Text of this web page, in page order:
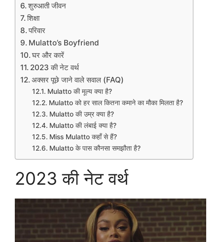
शुरुआती जीवन
शिक्षा
परिवार
Mulatto’s Boyfriend
घर और कारें
2023 की नेट वर्थ
अक्सर पूछे जाने वाले सवाल (FAQ)
Mulatto की मूल्य क्या है?
Mulatto को हर साल कितना कमाने का मौका मिलता है?
Mulatto की उम्र क्या है?
Mulatto की लंबाई क्या है?
Miss Mulatto कहाँ से हैं?
Mulatto के पास कौनसा समझौता है?
2023 की नेट वर्थ